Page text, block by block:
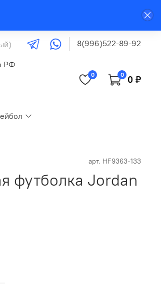
8(996)522-89-92
РФ
0 0 0 ₽
арт. HF9363-133
футболка Jordan